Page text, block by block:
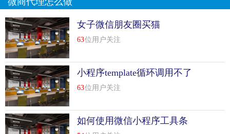
的，专柜品质属于中档左右，...
top9 2015微商代理如何做?微商代理货源网?_微商路
在何方技巧
2015微商代理如何做?微商代理货源网?_微商路在何方?如今
乱世出英雄，谁的模式符合时代潮流，谁的利润持续增长，
谁的营销模式没有触犯法律，谁的团队高度互补，谁的社群
持续补充血液，那么谁就会真正笑傲江湖。所以不要拿曾经
那些辉煌经验和比较傲娇的资历来说话，这个时代不信这
个，信得市场的检验，因为每一个阶段都会有每一个阶段的
女子微信朋友圈买猫
63位用户关注
小程序template循环调用不了
怎么办
63位用户关注
如何使用微信小程序工具条